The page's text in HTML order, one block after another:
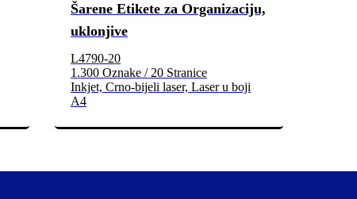
Šarene Etikete za Organizaciju,
uklonjive
L4790-20
1.300 Oznake / 20 Stranice
Inkjet, Crno-bijeli laser, Laser u boji
A4